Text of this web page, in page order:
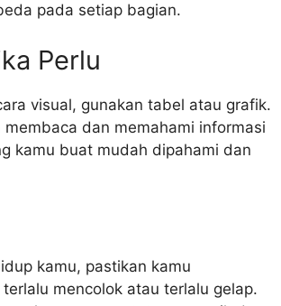
pada setiap bagian.
Perlu
visual, gunakan tabel atau grafik.
dan memahami informasi
kamu buat mudah dipahami dan
kamu, pastikan kamu
mencolok atau terlalu gelap.